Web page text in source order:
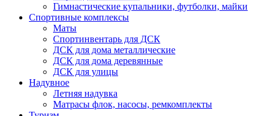
Гимнастические купальники, футболки, майки
Спортивные комплексы
Маты
Спортинвентарь для ДСК
ДСК для дома металлические
ДСК для дома деревянные
ДСК для улицы
Надувное
Летняя надувка
Матрасы флок, насосы, ремкомплекты